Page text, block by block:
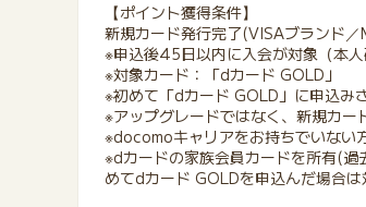
【ポイント獲得条件】
新規カード発行完了(VISAブランド
※申込後45日以内に入会が対象（本
※対象カード：「dカード GOLD」
※初めて「dカード GOLD」に申込み
※アップグレードではなく、新規カー
※docomoキャリアをお持ちでいない
※dカードの家族会員カードを所有(
めてdカード GOLDを申込んだ場合は